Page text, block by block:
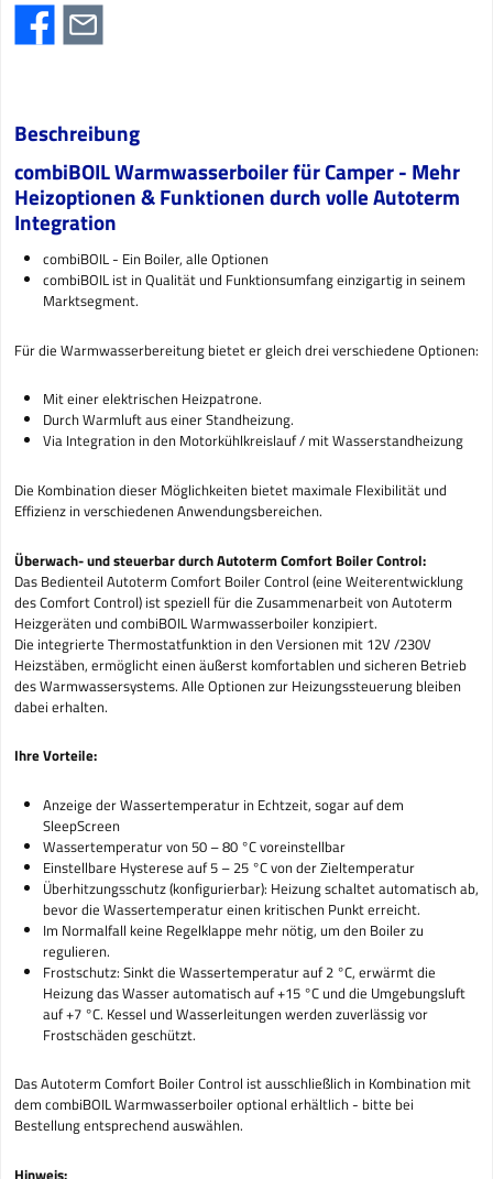
Beschreibung
combiBOIL Warmwasserboiler für Camper - Mehr
Heizoptionen & Funktionen durch volle Autoterm
Integration
combiBOIL - Ein Boiler, alle Optionen
combiBOIL ist in Qualität und Funktionsumfang einzigartig in seinem
Marktsegment.
Für die Warmwasserbereitung bietet er gleich drei verschiedene Optionen:
Mit einer elektrischen Heizpatrone.
Durch Warmluft aus einer Standheizung.
Via Integration in den Motorkühlkreislauf / mit Wasserstandheizung
Die Kombination dieser Möglichkeiten bietet maximale Flexibilität und
Effizienz in verschiedenen Anwendungsbereichen.
Überwach- und steuerbar durch Autoterm Comfort Boiler Control:
Das Bedienteil Autoterm Comfort Boiler Control (eine Weiterentwicklung
des Comfort Control) ist speziell für die Zusammenarbeit von Autoterm
Heizgeräten und combiBOIL Warmwasserboiler konzipiert.
Die integrierte Thermostatfunktion in den Versionen mit 12V /230V
Heizstäben, ermöglicht einen äußerst komfortablen und sicheren Betrieb
des Warmwassersystems. Alle Optionen zur Heizungssteuerung bleiben
dabei erhalten.
Ihre Vorteile:
Anzeige der Wassertemperatur in Echtzeit, sogar auf dem
SleepScreen
Wassertemperatur von 50 – 80 °C voreinstellbar
Einstellbare Hysterese auf 5 – 25 °C von der Zieltemperatur
Überhitzungsschutz (konfigurierbar): Heizung schaltet automatisch ab,
bevor die Wassertemperatur einen kritischen Punkt erreicht.
Im Normalfall keine Regelklappe mehr nötig, um den Boiler zu
regulieren.
Frostschutz: Sinkt die Wassertemperatur auf 2 °C, erwärmt die
Heizung das Wasser automatisch auf +15 °C und die Umgebungsluft
auf +7 °C. Kessel und Wasserleitungen werden zuverlässig vor
Frostschäden geschützt.
Das Autoterm Comfort Boiler Control ist ausschließlich in Kombination mit
dem combiBOIL Warmwasserboiler optional erhältlich - bitte bei
Bestellung entsprechend auswählen.
Hinweis: